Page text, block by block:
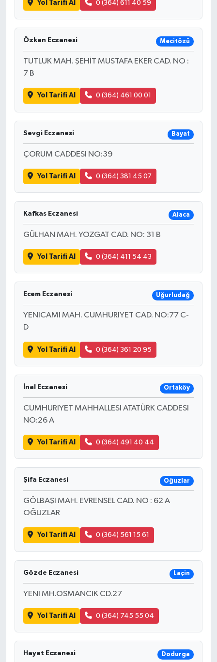
Yol Tarifi Al 0 (364) 611 40 59
Özkan Eczanesi Mecitözü
TUTLUK MAH. ŞEHİT MUSTAFA EKER CAD. NO :
7 B
Yol Tarifi Al 0 (364) 461 00 01
Sevgi Eczanesi Bayat
ÇORUM CADDESI NO:39
Yol Tarifi Al 0 (364) 381 45 07
Kafkas Eczanesi Alaca
GÜLHAN MAH. YOZGAT CAD. NO: 31 B
Yol Tarifi Al 0 (364) 411 54 43
Ecem Eczanesi Uğurludağ
YENICAMI MAH. CUMHURIYET CAD. NO:77 C-
D
Yol Tarifi Al 0 (364) 361 20 95
İnal Eczanesi Ortaköy
CUMHURIYET MAHHALLESI ATATÜRK CADDESI
NO:26 A
Yol Tarifi Al 0 (364) 491 40 44
Şifa Eczanesi Oğuzlar
GÖLBAŞI MAH. EVRENSEL CAD. NO : 62 A
OĞUZLAR
Yol Tarifi Al 0 (364) 561 15 61
Gözde Eczanesi Laçin
YENI MH.OSMANCIK CD.27
Yol Tarifi Al 0 (364) 745 55 04
Hayat Eczanesi Dodurga